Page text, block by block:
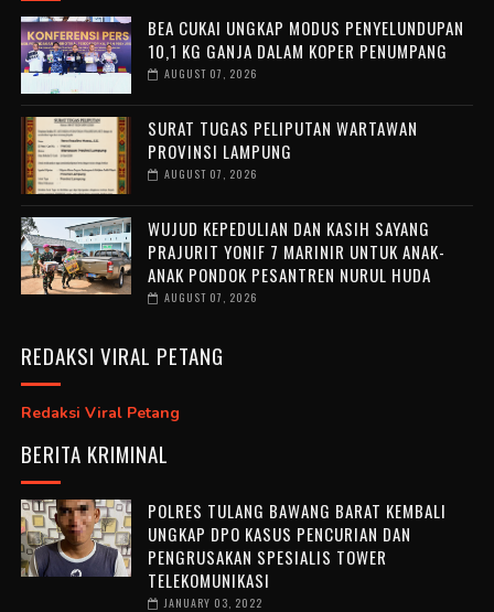
BEA CUKAI UNGKAP MODUS PENYELUNDUPAN
10,1 KG GANJA DALAM KOPER PENUMPANG
AUGUST 07, 2026
SURAT TUGAS PELIPUTAN WARTAWAN
PROVINSI LAMPUNG
AUGUST 07, 2026
WUJUD KEPEDULIAN DAN KASIH SAYANG
PRAJURIT YONIF 7 MARINIR UNTUK ANAK-
ANAK PONDOK PESANTREN NURUL HUDA ‎
AUGUST 07, 2026
REDAKSI VIRAL PETANG
Redaksi Viral Petang
BERITA KRIMINAL
POLRES TULANG BAWANG BARAT KEMBALI
UNGKAP DPO KASUS PENCURIAN DAN
PENGRUSAKAN SPESIALIS TOWER
TELEKOMUNIKASI
JANUARY 03, 2022